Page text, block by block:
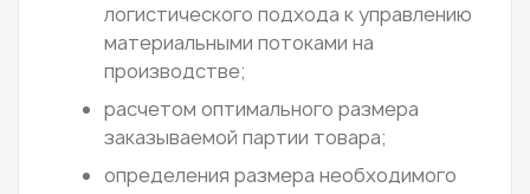
логистического подхода к управлению
материальными потоками на
производстве;
расчетом оптимального размера
заказываемой партии товара;
определения размера необходимого